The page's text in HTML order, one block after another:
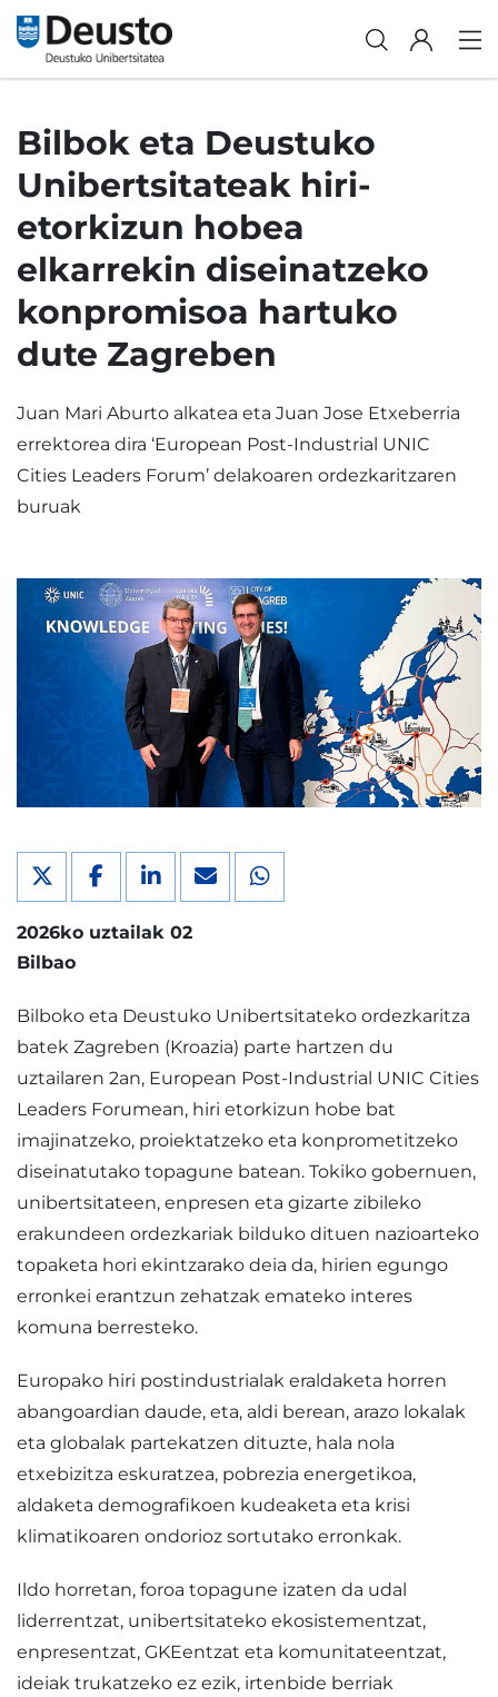
Bilbok eta Deustuko
Unibertsitateak hiri-
etorkizun hobea
elkarrekin diseinatzeko
konpromisoa hartuko
dute Zagreben
Juan Mari Aburto alkatea eta Juan Jose Etxeberria
errektorea dira ‘European Post-Industrial UNIC
Cities Leaders Forum’ delakoaren ordezkaritzaren
buruak
2026ko uztailak 02
Bilbao
Bilboko eta Deustuko Unibertsitateko ordezkaritza
batek Zagreben (Kroazia) parte hartzen du
uztailaren 2an, European Post-Industrial UNIC Cities
Leaders Forumean, hiri etorkizun hobe bat
imajinatzeko, proiektatzeko eta konprometitzeko
diseinatutako topagune batean. Tokiko gobernuen,
unibertsitateen, enpresen eta gizarte zibileko
erakundeen ordezkariak bilduko dituen nazioarteko
topaketa hori ekintzarako deia da, hirien egungo
erronkei erantzun zehatzak emateko interes
komuna berresteko.
Europako hiri postindustrialak eraldaketa horren
abangoardian daude, eta, aldi berean, arazo lokalak
eta globalak partekatzen dituzte, hala nola
etxebizitza eskuratzea, pobrezia energetikoa,
aldaketa demografikoen kudeaketa eta krisi
klimatikoaren ondorioz sortutako erronkak.
Ildo horretan, foroa topagune izaten da udal
liderrentzat, unibertsitateko ekosistementzat,
enpresentzat, GKEentzat eta komunitateentzat,
ideiak trukatzeko ez ezik, irtenbide berriak